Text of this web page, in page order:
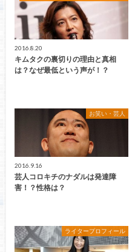
2016.8.20
キムタクの裏切りの理由と真相
は？なぜ最低という声が！？
お笑い・芸人
2016.9.16
芸人コロキチのナダルは発達障
害！？性格は？
ライタープロフィール